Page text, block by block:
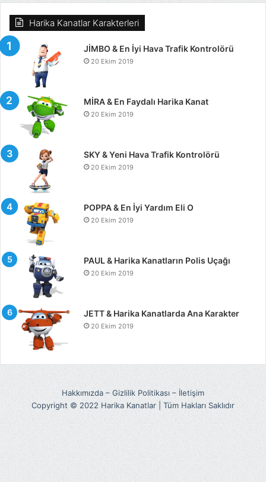
Harika Kanatlar Karakterleri
JİMBO & En İyi Hava Trafik Kontrolörü
20 Ekim 2019
MİRA & En Faydalı Harika Kanat
20 Ekim 2019
SKY & Yeni Hava Trafik Kontrolörü
20 Ekim 2019
POPPA & En İyi Yardım Eli O
20 Ekim 2019
PAUL & Harika Kanatların Polis Uçağı
20 Ekim 2019
JETT & Harika Kanatlarda Ana Karakter
20 Ekim 2019
Hakkımızda – Gizlilik Politikası – İletişim
Copyright © 2022 Harika Kanatlar | Tüm Hakları Saklıdır